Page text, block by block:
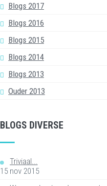
Blogs 2017
Blogs 2016
Blogs 2015
Blogs 2014
Blogs 2013
Ouder 2013
BLOGS DIVERSE
Triviaal...
15 nov 2015